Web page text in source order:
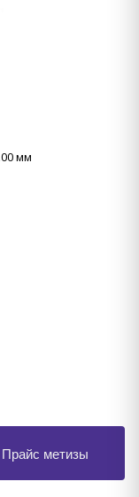
Прайс метизы
мм